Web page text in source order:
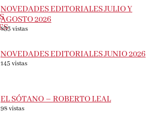
NOVEDADES EDITORIALES JULIO Y
AGOSTO 2026
833 vistas
NOVEDADES EDITORIALES JUNIO 2026
145 vistas
EL SÓTANO – ROBERTO LEAL
98 vistas